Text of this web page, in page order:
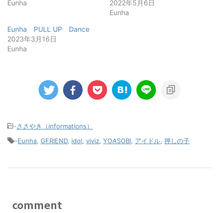
Eunha
2022年5月6日
Eunha
Eunha PULL UP Dance
2023年3月16日
Eunha
-ささやき（informations）
-Eunha, GFRIEND, idol, viviz, YOASOBI, アイドル, 押しの子
comment